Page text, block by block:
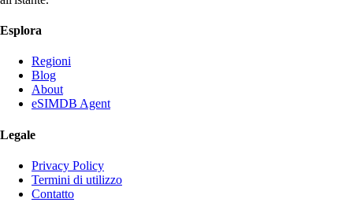
Esplora
Regioni
Blog
About
eSIMDB Agent
Legale
Privacy Policy
Termini di utilizzo
Contatto